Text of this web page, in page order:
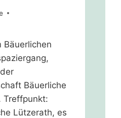
Bäuerlichen
Bäuerliche
Treffpunkt:
Lützerath, es